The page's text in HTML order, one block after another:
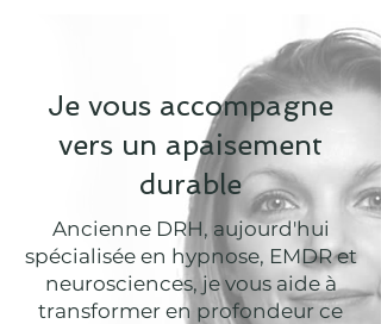
Je vous accompagne
vers un apaisement
durable
Ancienne DRH, aujourd'hui
spécialisée en hypnose, EMDR et
neurosciences, je vous aide à
transformer en profondeur ce